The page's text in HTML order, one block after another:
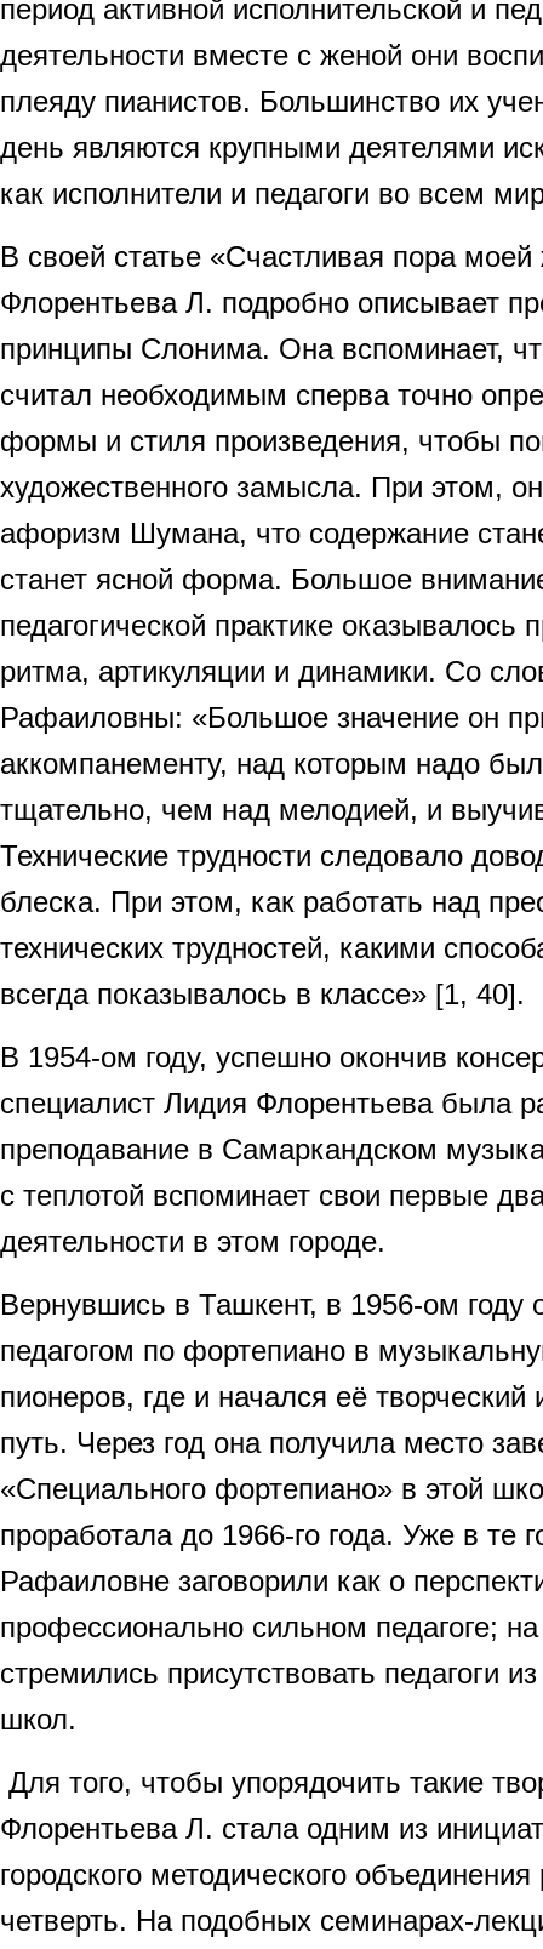
период активной исполнительской и
деятельности вместе с женой они
плеяду пианистов. Большинство их
день являются крупными деятелями
как исполнители и педагоги во всем
В своей статье «Счастливая пора
Флорентьева Л. подробно описывает
принципы Слонима. Она вспоминает,
считал необходимым сперва точно
формы и стиля произведения, чтобы
художественного замысла. При этом,
афоризм Шумана, что содержание
станет ясной форма. Большое
педагогической практике
ритма, артикуляции и динамики. Со
Рафаиловны: «Большое значение он
аккомпанементу, над которым надо
тщательно, чем над мелодией, и
Технические трудности следовало
блеска. При этом, как работать над
технических трудностей, какими
всегда показывалось в классе» [1, 40].
В 1954-ом году, успешно окончив
специалист Лидия Флорентьева была
преподавание в Самаркандском
с теплотой вспоминает свои первые
деятельности в этом городе.
Вернувшись в Ташкент, в 1956-ом году
педагогом по фортепиано в
пионеров, где и начался её творческий
путь. Через год она получила место
«Специального фортепиано» в этой
проработала до 1966-го года. Уже в те
Рафаиловне заговорили как о
профессионально сильном педагоге;
стремились присутствовать педагоги
школ.
Для того, чтобы упорядочить такие
Флорентьева Л. стала одним из
городского методического
четверть. На подобных семинарах-